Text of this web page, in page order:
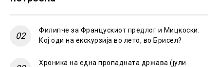
Филипче за Францускиот предлог и Мицкоски:
Кој оди на екскурзија во лето, во Брисел?
Хроника на една пропадната држава (јули